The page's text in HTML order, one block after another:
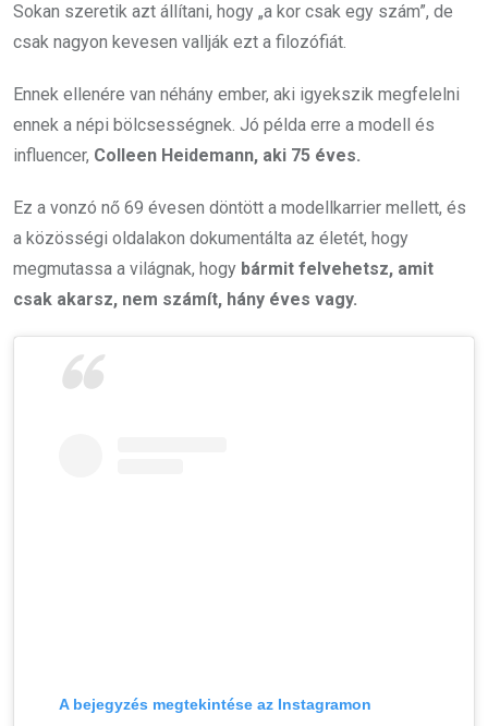
Sokan szeretik azt állítani, hogy „a kor csak egy szám”, de
csak nagyon kevesen vallják ezt a filozófiát.
Ennek ellenére van néhány ember, aki igyekszik megfelelni
ennek a népi bölcsességnek. Jó példa erre a modell és
influencer, Colleen Heidemann, aki 75 éves.
Ez a vonzó nő 69 évesen döntött a modellkarrier mellett, és
a közösségi oldalakon dokumentálta az életét, hogy
megmutassa a világnak, hogy bármit felvehetsz, amit
csak akarsz, nem számít, hány éves vagy.
A bejegyzés megtekintése az Instagramon